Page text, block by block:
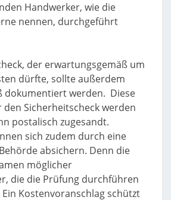
Handwerker, wie die
nennen, durchgeführt
der erwartungsgemäß um
dürfte, sollte außerdem
dokumentiert werden. Diese
Sicherheitscheck werden
postalisch zugesandt.
sich zudem durch eine
absichern. Denn die
möglicher
die die Prüfung durchführen
Kostenvoranschlag schützt